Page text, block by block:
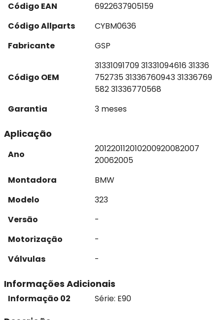
Código EAN
6922637905159
Código Allparts
CYBM0636
Fabricante
GSP
Código OEM
31331091709 31331094616 31336
752735 31336760943 31336769
582 31336770568
Garantia
3 meses
Aplicação
Ano
201220112010200920082007
20062005
Montadora
BMW
Modelo
323
Versão
-
Motorização
-
Válvulas
-
Informações Adicionais
Informação 02 Série: E90